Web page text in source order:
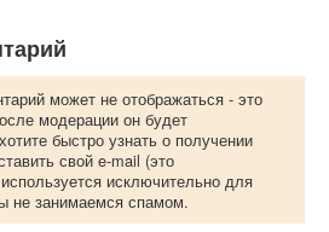
может не отображаться - это
модерации он будет
быстро узнать о получении
свой e-mail (это
исключительно для
не занимаемся спамом.